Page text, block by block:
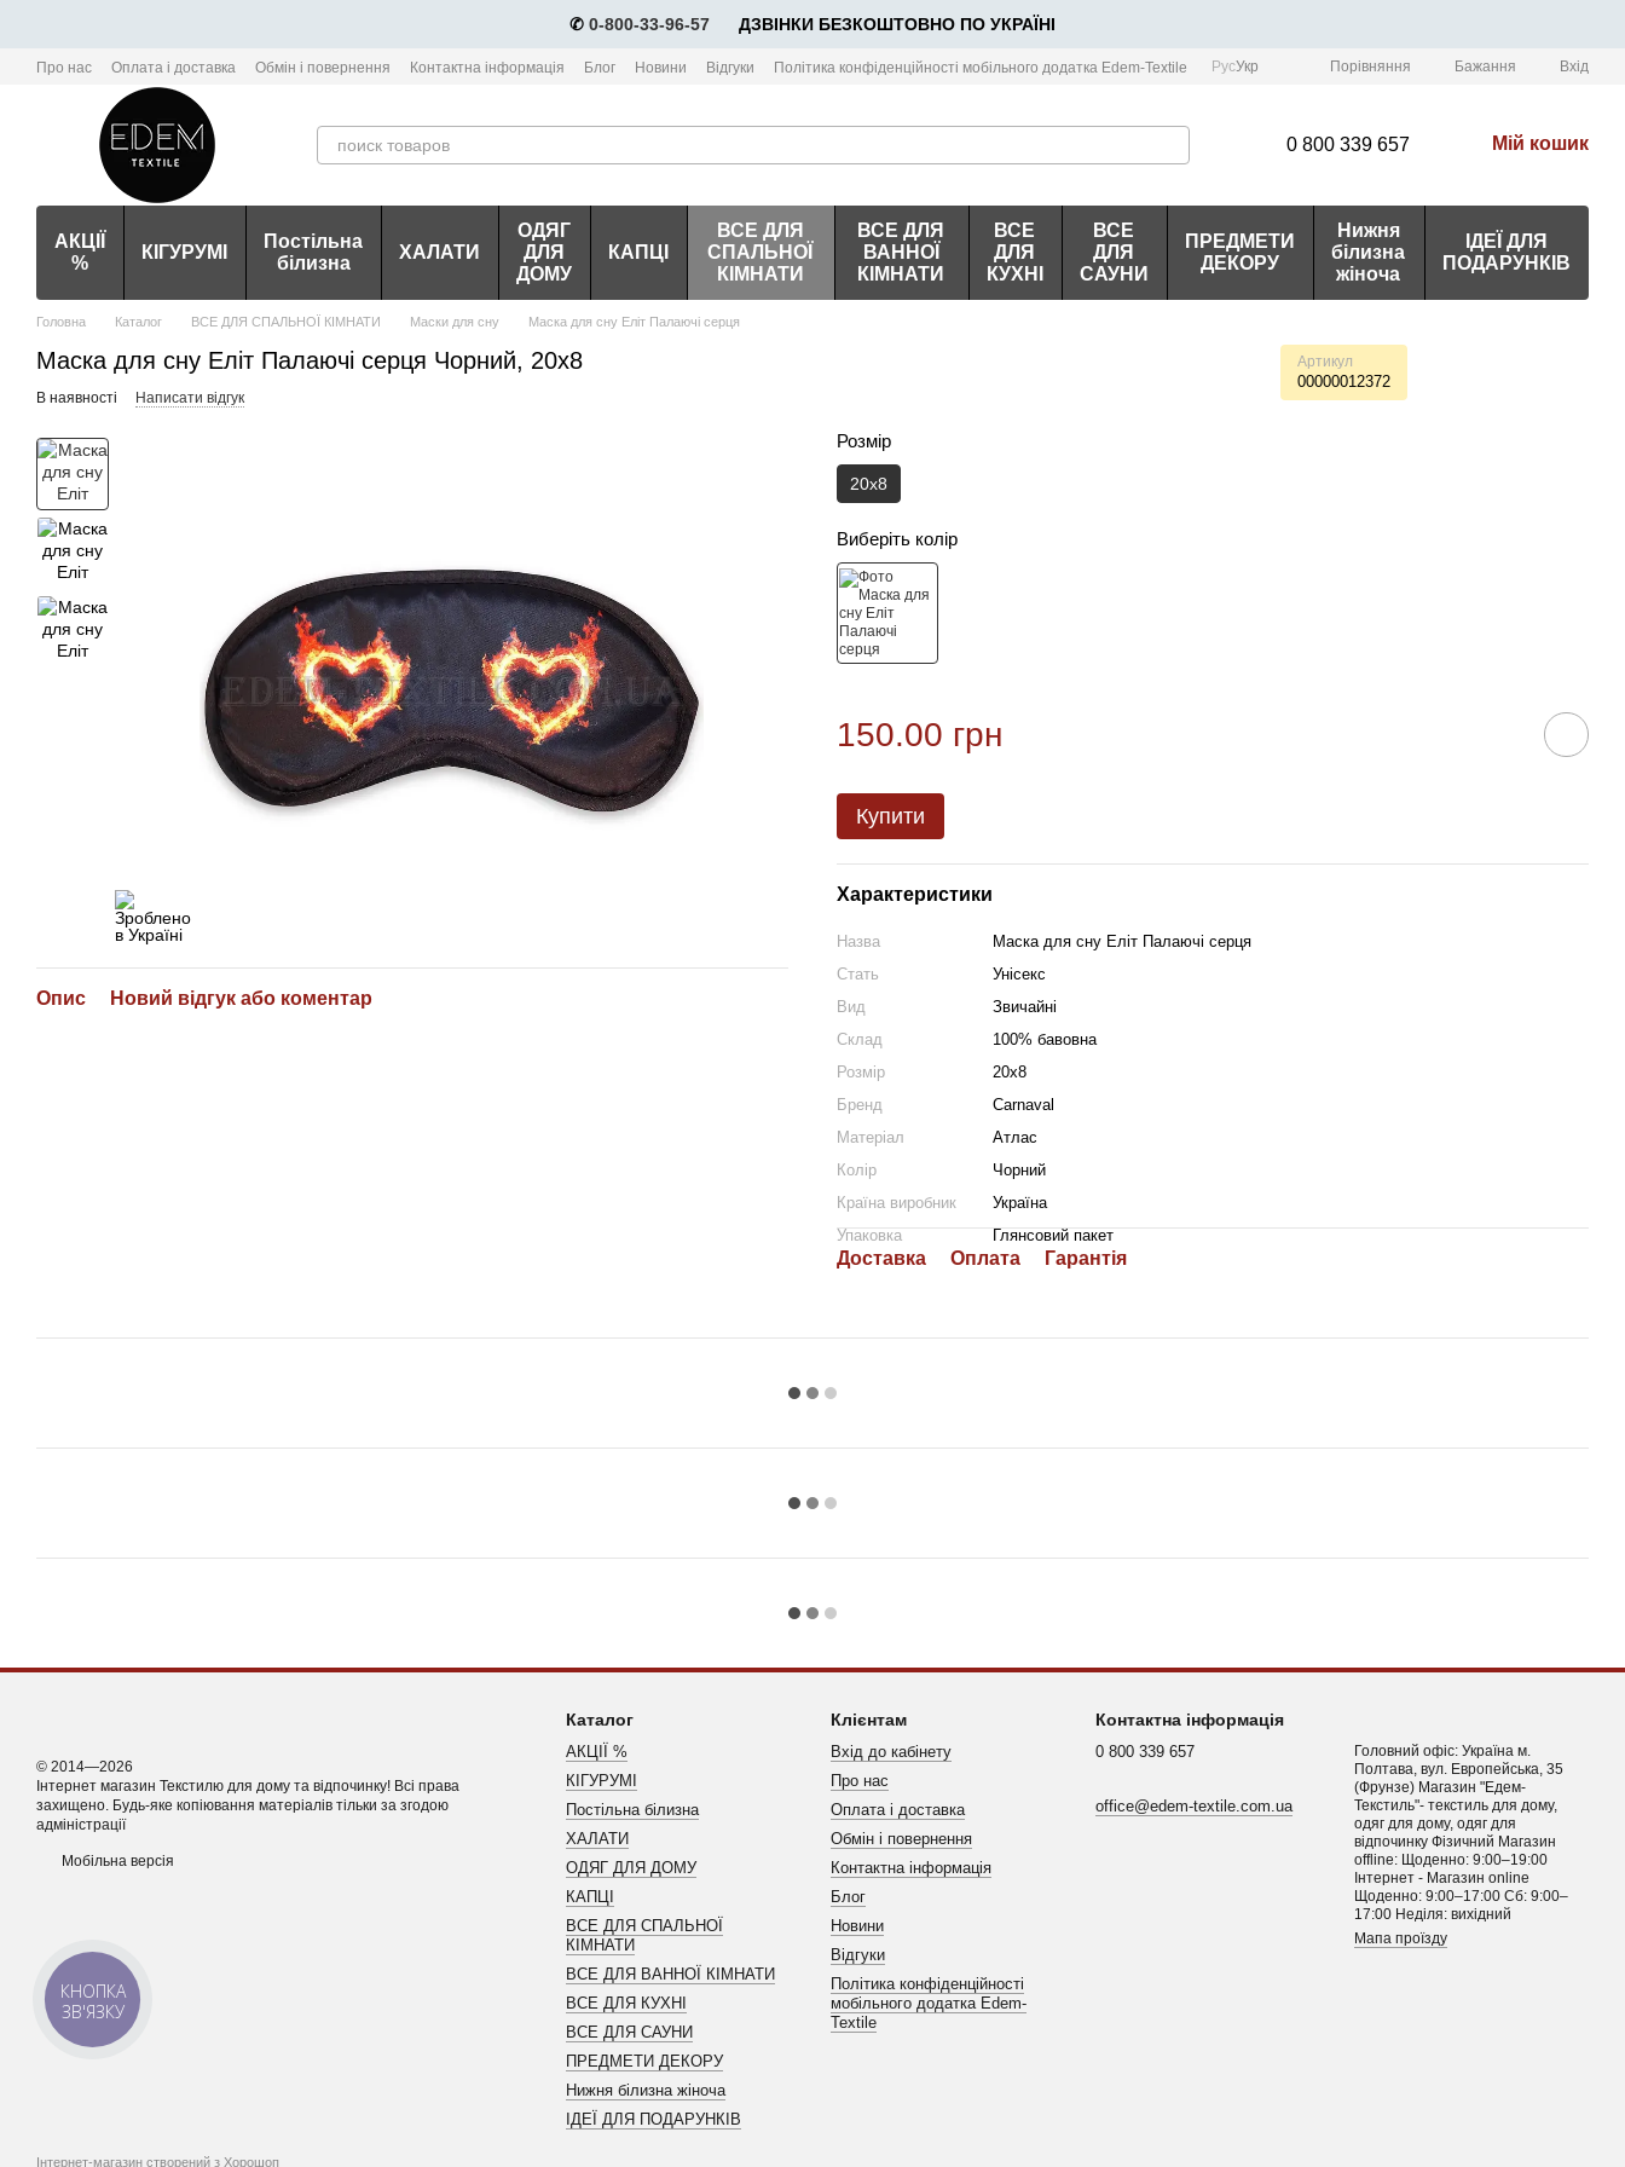
✆ 0-800-33-96-57 ⠀⠀ДЗВІНКИ БЕЗКОШТОВНО ПО УКРАЇНІ
Про нас Оплата і доставка Обмін і повернення Контактна інформація Блог Новини Відгуки Політика конфіденційності мобільного додатка Edem-Textile РусУкр Порівняння Бажання Вхід
0 800 339 657 Мій кошик
АКЦІЇ
%
КІГУРУМІ
Постільна
білизна
ХАЛАТИ
ОДЯГ
ДЛЯ
ДОМУ
КАПЦІ
ВСЕ ДЛЯ
СПАЛЬНОЇ
КІМНАТИ
ВСЕ ДЛЯ
ВАННОЇ
КІМНАТИ
ВСЕ
ДЛЯ
КУХНІ
ВСЕ
ДЛЯ
САУНИ
ПРЕДМЕТИ
ДЕКОРУ
Нижня
білизна
жіноча
ІДЕЇ ДЛЯ
ПОДАРУНКІВ
Головна Каталог ВСЕ ДЛЯ СПАЛЬНОЇ КІМНАТИ Маски для сну Маска для сну Еліт Палаючі серця
Маска для сну Еліт Палаючі серця Чорний, 20х8 Артикул
00000012372
В наявності Написати відгук
Опис Новий відгук або коментар
Розмір
20х8
Виберіть колір
150.00 грн
Купити
Характеристики
Назва
Маска для сну Еліт Палаючі серця
Стать
Унісекс
Вид
Звичайні
Склад
100% бавовна
Розмір
20х8
Бренд
Carnaval
Матеріал
Атлас
Колір
Чорний
Країна виробник
Україна
Упаковка
Глянсовий пакет
Доставка Оплата Гарантія
© 2014—2026
Інтернет магазин Текстилю для дому та відпочинку! Всі права
захищено. Будь-яке копіювання матеріалів тільки за згодою
адміністрації
Мобільна версія
Інтернет-магазин створений з Хорошоп
Каталог
АКЦІЇ %
КІГУРУМІ
Постільна білизна
ХАЛАТИ
ОДЯГ ДЛЯ ДОМУ
КАПЦІ
ВСЕ ДЛЯ СПАЛЬНОЇ
КІМНАТИ
ВСЕ ДЛЯ ВАННОЇ КІМНАТИ
ВСЕ ДЛЯ КУХНІ
ВСЕ ДЛЯ САУНИ
ПРЕДМЕТИ ДЕКОРУ
Нижня білизна жіноча
ІДЕЇ ДЛЯ ПОДАРУНКІВ
Клієнтам
Вхід до кабінету
Про нас
Оплата і доставка
Обмін і повернення
Контактна інформація
Блог
Новини
Відгуки
Політика конфіденційності
мобільного додатка Edem-
Textile
Контактна інформація
0 800 339 657
office@edem-textile.com.ua
Головний офіс: Україна м.
Полтава, вул. Европейська, 35
(Фрунзе) Магазин "Едем-
Текстиль"- текстиль для дому,
одяг для дому, одяг для
відпочинку Фізичний Магазин
offline: Щоденно: 9:00–19:00
Інтернет - Магазин online
Щоденно: 9:00–17:00 Сб: 9:00–
17:00 Неділя: вихідний
Мапа проїзду
КНОПКА
ЗВ'ЯЗКУ